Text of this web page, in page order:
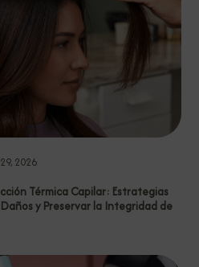
2026
Térmica Capilar: Estrategias
y Preservar la Integridad de